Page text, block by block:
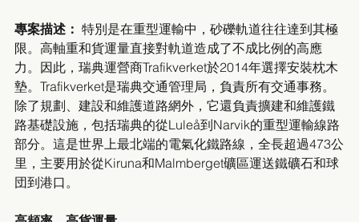
專案描述： 特別是在重型運輸中，砂礫軌道往往達到其極
限。高軸重和貨運量直接對軌道造成了不成比例的高應
力。因此，瑞典運營商Trafikverket於2014年選擇安裝枕木
墊。Trafikverket是瑞典交通管理局，負責所有交通事務。
除了規劃、建設和維護道路網外，它還負責擴建和維護鐵
路基礎設施，包括瑞典的從Luleå到Narvik的重型運輸線路
部分。這是世界上最北端的電氣化鐵路線，全長超過473公
里，主要用於從Kiruna和Malmberget礦區運送鐵礦石和球
団到港口。